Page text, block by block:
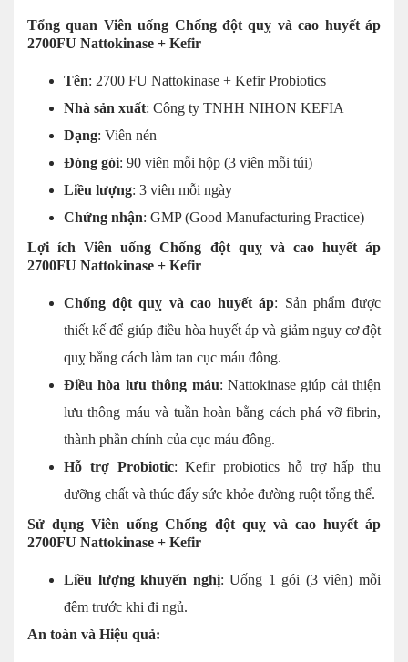
Tổng quan Viên uống Chống đột quỵ và cao huyết áp
2700FU Nattokinase + Kefir
Tên: 2700 FU Nattokinase + Kefir Probiotics
Nhà sản xuất: Công ty TNHH NIHON KEFIA
Dạng: Viên nén
Đóng gói: 90 viên mỗi hộp (3 viên mỗi túi)
Liều lượng: 3 viên mỗi ngày
Chứng nhận: GMP (Good Manufacturing Practice)
Lợi ích Viên uống Chống đột quỵ và cao huyết áp
2700FU Nattokinase + Kefir
Chống đột quỵ và cao huyết áp: Sản phẩm được
thiết kế để giúp điều hòa huyết áp và giảm nguy cơ đột
quỵ bằng cách làm tan cục máu đông.
Điều hòa lưu thông máu: Nattokinase giúp cải thiện
lưu thông máu và tuần hoàn bằng cách phá vỡ fibrin,
thành phần chính của cục máu đông.
Hỗ trợ Probiotic: Kefir probiotics hỗ trợ hấp thu
dưỡng chất và thúc đẩy sức khỏe đường ruột tổng thể.
Sử dụng Viên uống Chống đột quỵ và cao huyết áp
2700FU Nattokinase + Kefir
Liều lượng khuyến nghị: Uống 1 gói (3 viên) mỗi
đêm trước khi đi ngủ.
An toàn và Hiệu quả: